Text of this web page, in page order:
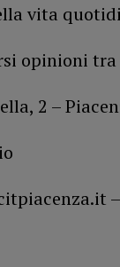
vita
opinioni
2 –
–